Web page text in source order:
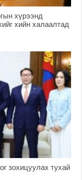
хүрээнд
хийн халаалтад
зохицуулах тухай